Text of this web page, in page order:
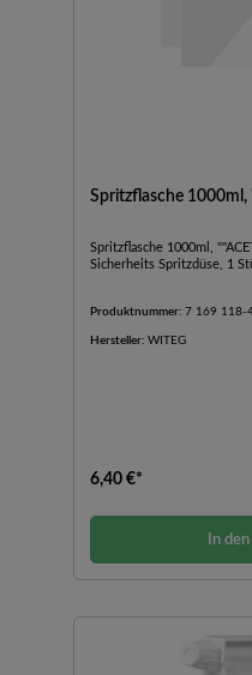
Spritzflasche 1000ml,
Spritzflasche 1000ml,
Sicherheits Spritzdüse, 1
Produktnummer: 7 169 118-
Hersteller: WITEG
6,40 €*
In